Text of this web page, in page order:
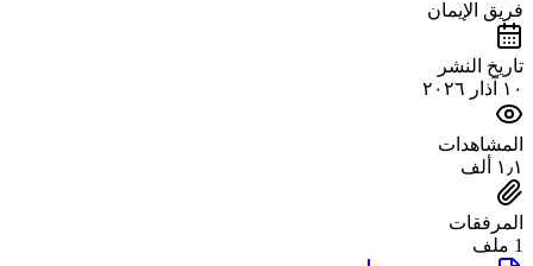
فريق الإيمان
تاريخ النشر
١٠ آذار ٢٠٢٦
المشاهدات
١٫١ ألف
المرفقات
1 ملف